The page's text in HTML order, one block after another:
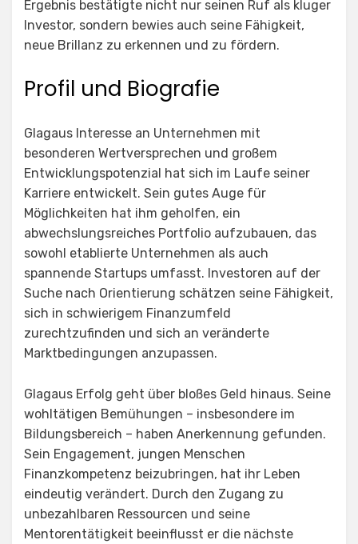
Ergebnis bestätigte nicht nur seinen Ruf als kluger
Investor, sondern bewies auch seine Fähigkeit,
neue Brillanz zu erkennen und zu fördern.
Profil und Biografie
Glagaus Interesse an Unternehmen mit
besonderen Wertversprechen und großem
Entwicklungspotenzial hat sich im Laufe seiner
Karriere entwickelt. Sein gutes Auge für
Möglichkeiten hat ihm geholfen, ein
abwechslungsreiches Portfolio aufzubauen, das
sowohl etablierte Unternehmen als auch
spannende Startups umfasst. Investoren auf der
Suche nach Orientierung schätzen seine Fähigkeit,
sich in schwierigem Finanzumfeld
zurechtzufinden und sich an veränderte
Marktbedingungen anzupassen.
Glagaus Erfolg geht über bloßes Geld hinaus. Seine
wohltätigen Bemühungen – insbesondere im
Bildungsbereich – haben Anerkennung gefunden.
Sein Engagement, jungen Menschen
Finanzkompetenz beizubringen, hat ihr Leben
eindeutig verändert. Durch den Zugang zu
unbezahlbaren Ressourcen und seine
Mentorentätigkeit beeinflusst er die nächste